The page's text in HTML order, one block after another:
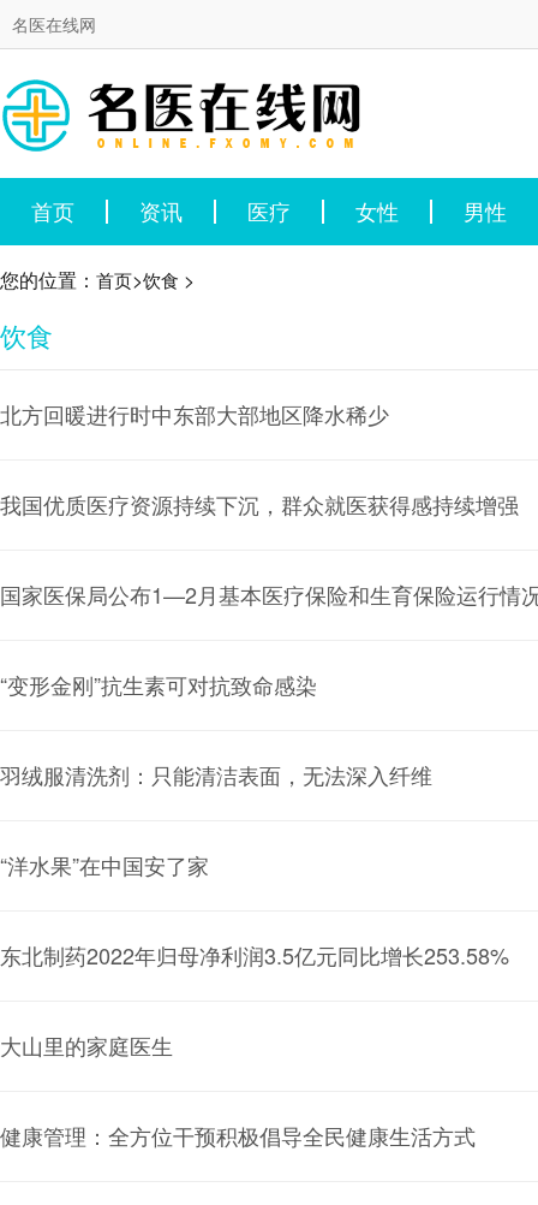
名医在线网
首页 资讯 医疗 女性 男性
您的位置： 首页>饮食 >
饮食
北方回暖进行时中东部大部地区降水稀少
我国优质医疗资源持续下沉，群众就医获得感持续增强
国家医保局公布1—2月基本医疗保险和生育保险运行情
“变形金刚”抗生素可对抗致命感染
羽绒服清洗剂：只能清洁表面，无法深入纤维
“洋水果”在中国安了家
东北制药2022年归母净利润3.5亿元同比增长253.58%
大山里的家庭医生
健康管理：全方位干预积极倡导全民健康生活方式